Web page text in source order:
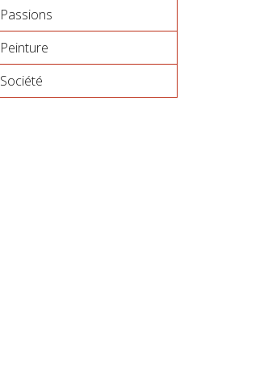
Passions
Peinture
Société